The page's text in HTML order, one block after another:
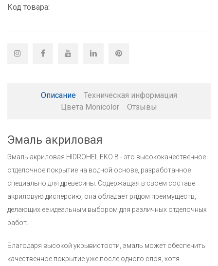
Код товара:
Описание
Техническая информация
Цвета Monicolor
Отзывы
Эмаль акриловая
Эмаль акриловая HIDROHEL EKO B - это высококачественное
отделочное покрытие на водной основе, разработанное
специально для древесины. Содержащая в своем составе
акриловую дисперсию, она обладает рядом преимуществ,
делающих ее идеальным выбором для различных отделочных
работ.
Благодаря высокой укрывистости, эмаль может обеспечить
качественное покрытие уже после одного слоя, хотя